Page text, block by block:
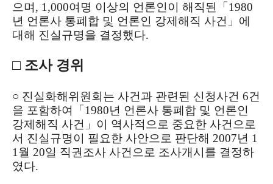
으며, 1,000여명 이상의 언론인이 해직된「1980
년 언론사 통폐합 및 언론인 강제해직 사건」에
대해 진실규명을 결정했다.
□ 조사 경위
○ 진실화해위원회는 사건과 관련된 신청사건 6건
을 포함하여「1980년 언론사 통폐합 및 언론인
강제해직 사건」이 역사적으로 중요한 사건으로
서 진실규명이 필요한 사안으로 판단해 2007년 1
1월 20일 직권조사 사건으로 조사개시를 결정하
였다.